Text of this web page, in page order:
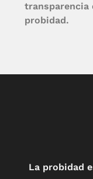
transparencia
probidad.
La probidad